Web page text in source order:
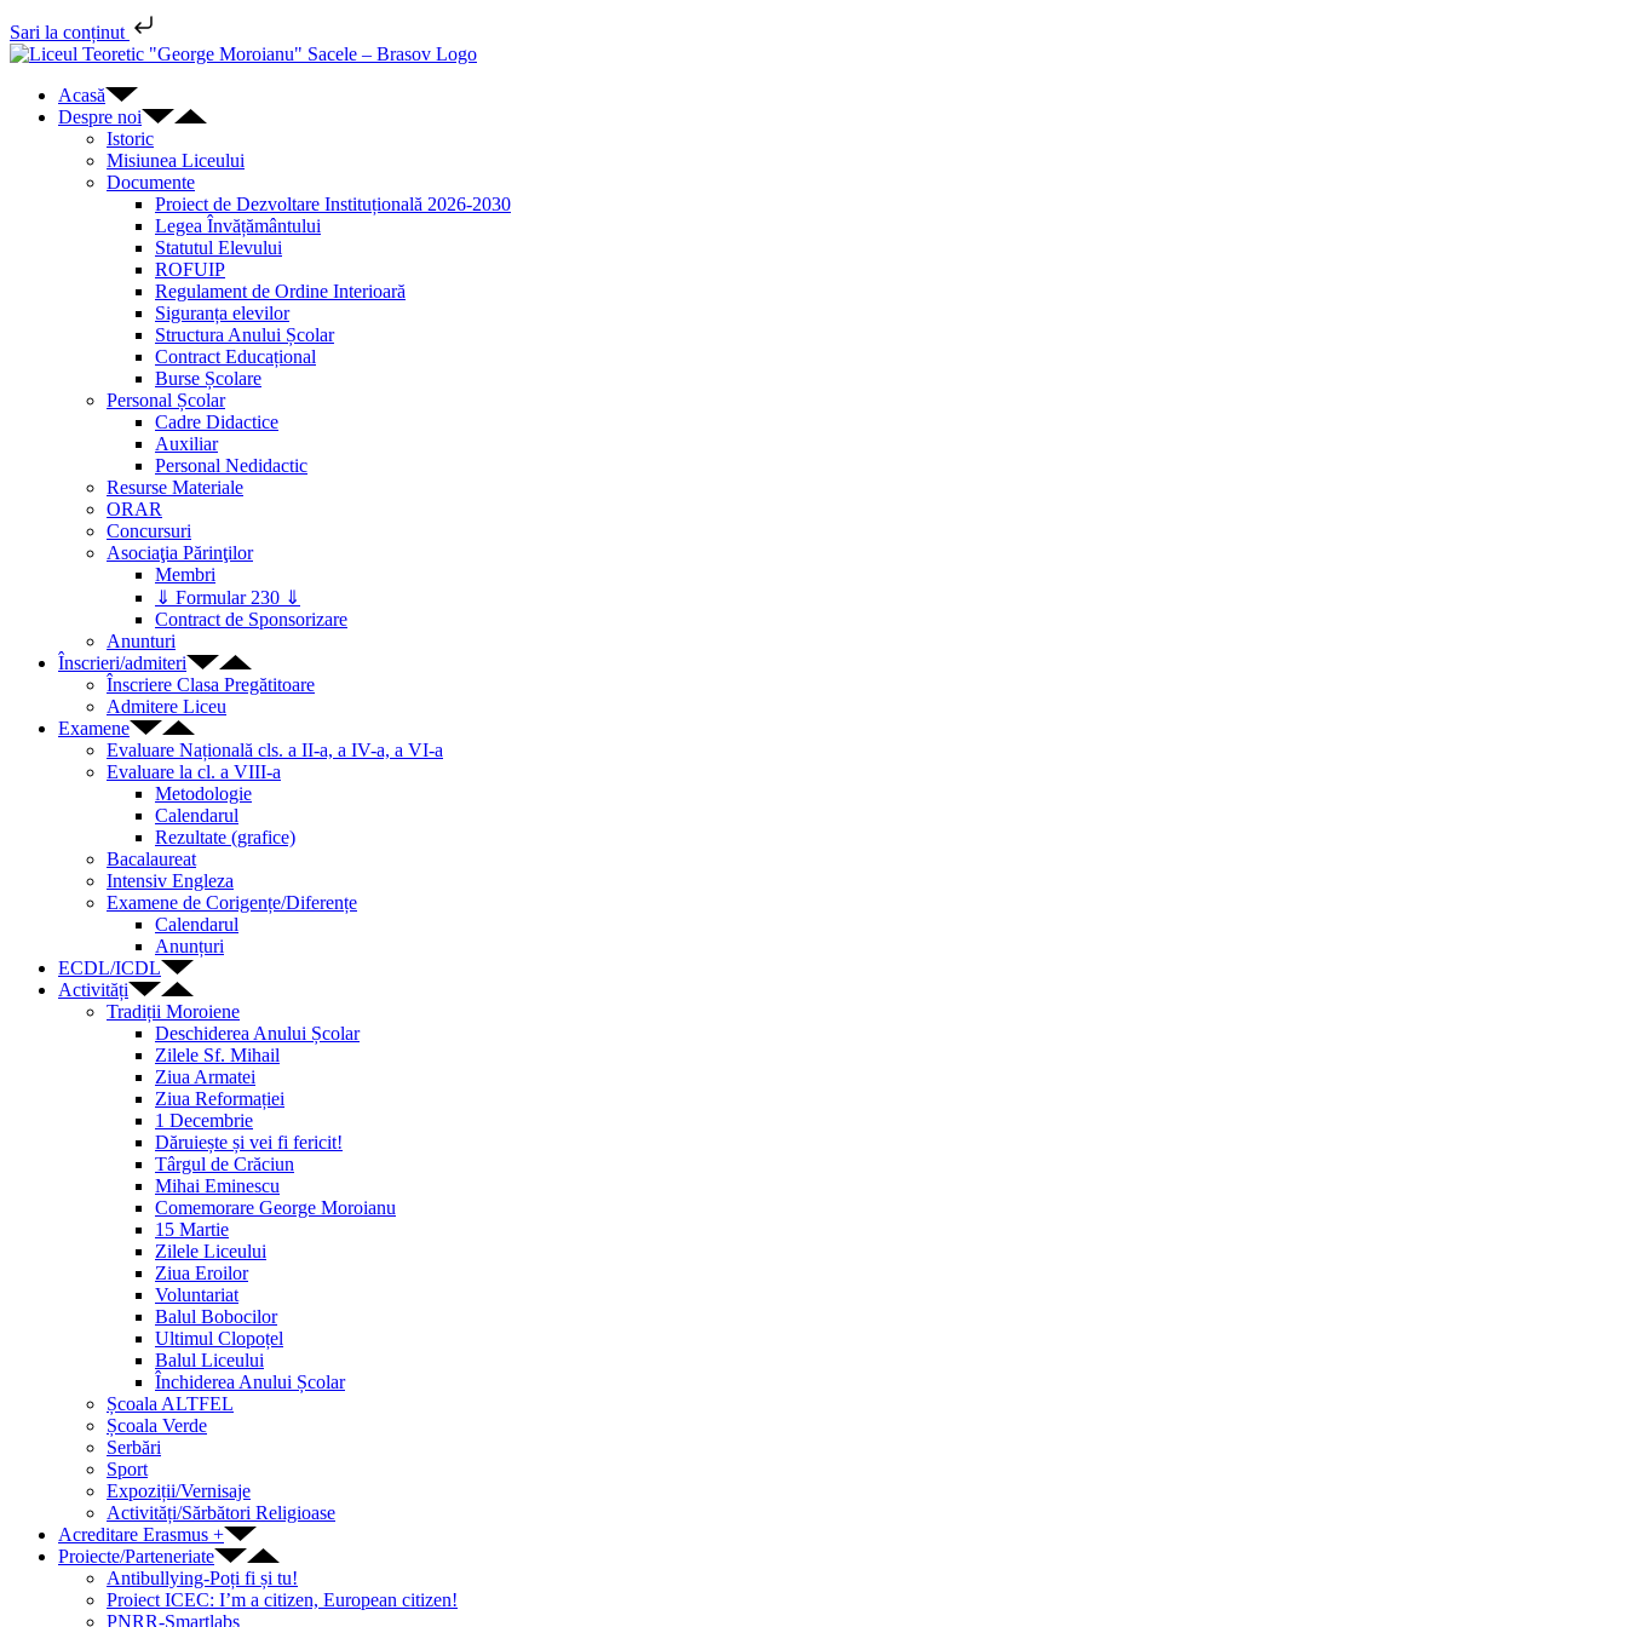
Sari la conținut
Skip
contentAcasă
Despre noi
Istoric
Misiunea Liceului
Documente
Proiect de Dezvoltare Instituțională 2026-2030
Legea Învățământului
Statutul Elevului
ROFUIP
Regulament de Ordine Interioară
Siguranța elevilor
Structura Anului Școlar
Contract Educațional
Burse Școlare
Personal Școlar
Cadre Didactice
Auxiliar
Personal Nedidactic
Resurse Materiale
ORAR
Concursuri
Asociaţia Părinţilor
Membri
⇓ Formular 230 ⇓
Contract de Sponsorizare
Anunturi
Înscrieri/admiteri
Înscriere Clasa Pregătitoare
Admitere Liceu
Examene
Evaluare Națională cls. a II-a, a IV-a, a VI-a
Evaluare la cl. a VIII-a
Metodologie
Calendarul
Rezultate (grafice)
Bacalaureat
Intensiv Engleza
Examene de Corigențe/Diferențe
Calendarul
Anunțuri
ECDL/ICDL
Activități
Tradiții Moroiene
Deschiderea Anului Școlar
Zilele Sf. Mihail
Ziua Armatei
Ziua Reformației
1 Decembrie
Dăruiește și vei fi fericit!
Târgul de Crăciun
Mihai Eminescu
Comemorare George Moroianu
15 Martie
Zilele Liceului
Ziua Eroilor
Voluntariat
Balul Bobocilor
Ultimul Clopoțel
Balul Liceului
Închiderea Anului Școlar
Școala ALTFEL
Școala Verde
Serbări
Sport
Expoziții/Vernisaje
Activități/Sărbători Religioase
Acreditare Erasmus +
Proiecte/Parteneriate
Antibullying-Poți fi și tu!
Proiect ICEC: I’m a citizen, European citizen!
PNRR-Smartlabs